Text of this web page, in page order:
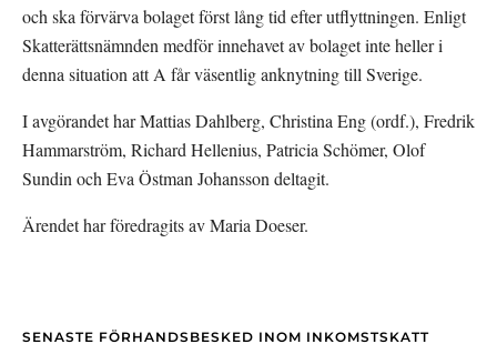
och ska förvärva bolaget först lång tid efter utflyttningen. Enligt
Skatterättsnämnden medför innehavet av bolaget inte heller i
denna situation att A får väsentlig anknytning till Sverige.
I avgörandet har Mattias Dahlberg, Christina Eng (ordf.), Fredrik
Hammarström, Richard Hellenius, Patricia Schömer, Olof
Sundin och Eva Östman Johansson deltagit.
Ärendet har föredragits av Maria Doeser.
SENASTE FÖRHANDSBESKED INOM INKOMSTSKATT